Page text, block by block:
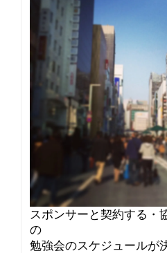
スポンサーと契約する・
の
勉強会のスケジュールが